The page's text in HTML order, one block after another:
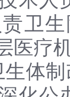
卫
医疗
体